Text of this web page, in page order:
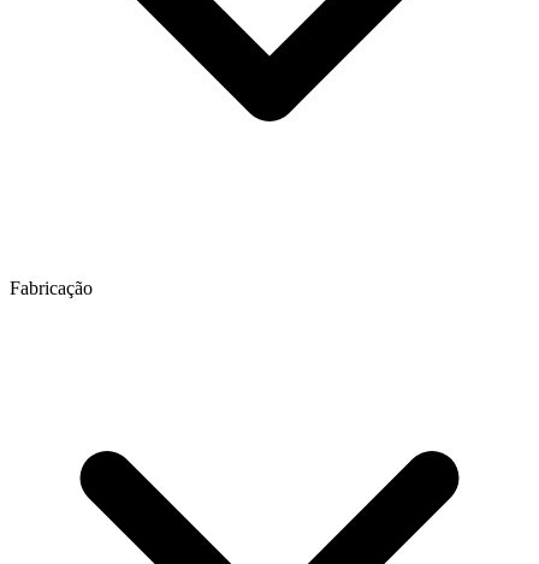
Fabricação